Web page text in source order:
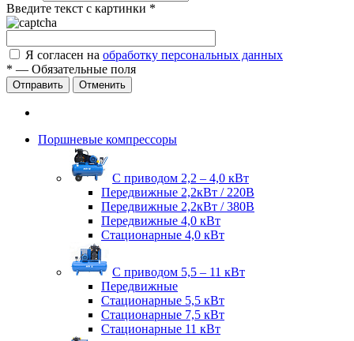
Введите текст с картинки *
Я согласен на обработку персональных данных
* — Обязательные поля
Отправить Отменить
Поршневые компрессоры
С приводом 2,2 – 4,0 кВт
Передвижные 2,2кВт / 220В
Передвижные 2,2кВт / 380В
Передвижные 4,0 кВт
Стационарные 4,0 кВт
С приводом 5,5 – 11 кВт
Передвижные
Стационарные 5,5 кВт
Стационарные 7,5 кВт
Стационарные 11 кВт